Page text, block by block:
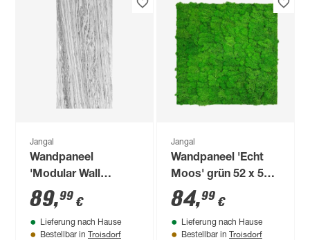
Jangal
Wandpaneel
'Modular Wall
11305B Arctic
Marble Stone' grau
52 x 104 cm
89,99 €
Lieferung nach Hause
Bestellbar in Troisdorf
Jangal
Wandpaneel 'Echt
Moos' grün 52 x 52
cm
84,99 €
Lieferung nach Hause
Bestellbar in Troisdorf